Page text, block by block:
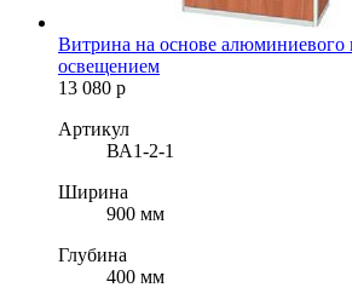
Витрина на основе алюминиевого
освещением
13 080 р
Артикул
ВА1-2-1
Ширина
900 мм
Глубина
400 мм